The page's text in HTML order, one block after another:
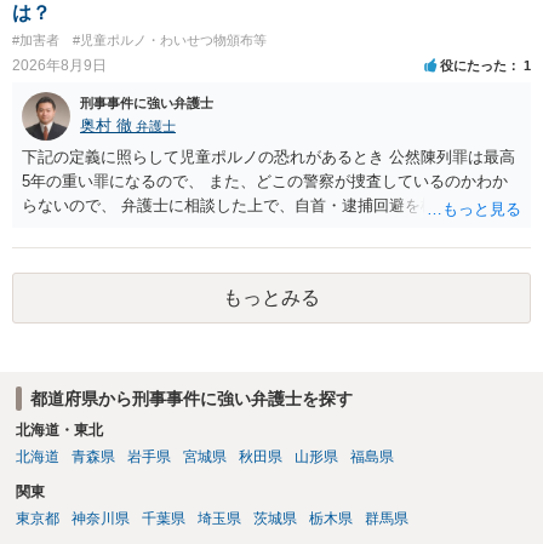
は？
#加害者 #児童ポルノ・わいせつ物頒布等
2026年8月9日 役にたった 1
刑事事件に強い弁護士
奥村 徹 弁護士
下記の定義に照らして児童ポルノの恐れがあるとき 公然陳列罪は最高
5年の重い罪になるので、 また、どこの警察が捜査しているのかわか
らないので、 弁護士に相談した上で、自首・逮捕回避を検討して下さ
童の性的な部位（性器等若しくはその周辺部、臀でん部又は胸部をい
う。）が露出され又は強調されているものであり、かつ、性欲を興奮
もっとみる
都道府県から刑事事件に強い弁護士を探す
北海道・東北
北海道
青森県 岩手県 宮城県 秋田県 山形県 福島県
関東
東京都
神奈川県 千葉県 埼玉県 茨城県 栃木県 群馬県